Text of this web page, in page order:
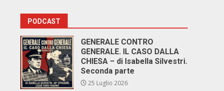
PODCAST
GENERALE CONTRO
GENERALE. IL CASO DALLA
CHIESA – di Isabella Silvestri.
Seconda parte
25 Luglio 2026